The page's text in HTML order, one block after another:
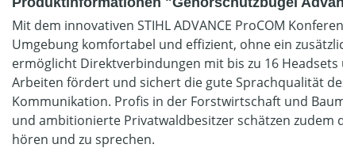
Mit dem innovativen STIHL ADVANCE ProCOM
Umgebung komfortabel und effizient, ohne ein
ermöglicht Direktverbindungen mit bis zu 16
Arbeiten fördert und sichert die gute Sprachqualität
Kommunikation. Profis in der Forstwirtschaft und
und ambitionierte Privatwaldbesitzer schätzen zudem
hören und zu sprechen.